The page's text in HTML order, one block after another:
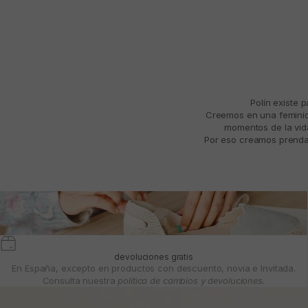
Polín existe
Creemos en una
momentos de la
Por eso creamos
devoluciones gratis
En España, excepto en productos con descuento, novia e Invitada.
Consulta nuestra política de cambios y devoluciones.